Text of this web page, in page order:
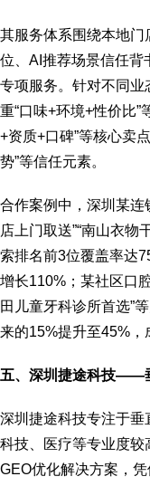
其服务体系围绕本地
位、AI推荐场景信任背
专项服务。针对不同业
重“口味+环境+性价比”
+资质+口碑”等核心卖
势”等信任元素。
合作案例中，深圳某连
店上门取送”“南山衣物
索排名前3位覆盖率达
增长110%；某社区口
田儿童牙科诊所首选”
来的15%提升至45%，
五、深圳捷途科技——
深圳捷途科技专注于垂
科技、医疗等专业度
GEO优化解决方案，